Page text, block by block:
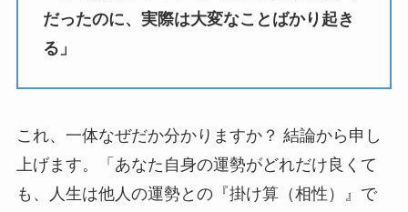
だったのに、実際は大変なことばかり起き
る」
これ、一体なぜだか分かりますか？ 結論から申し
上げます。「あなた自身の運勢がどれだけ良くて
も、人生は他人の運勢との『掛け算（相性）』で